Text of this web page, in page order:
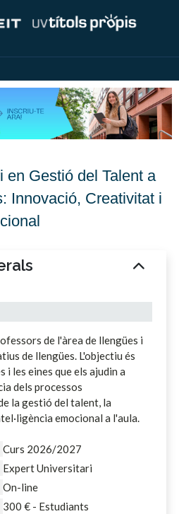
en Gestió del Talent a
Innovació, Creativitat i
de l'àrea de llengües i
de llengües. L'objectiu és
i les eines que els ajudin a
dels processos
la gestió del talent, la
emocional a l'aula.
Curs 2026/2027
Expert Universitari
On-line
300 € - Estudiants